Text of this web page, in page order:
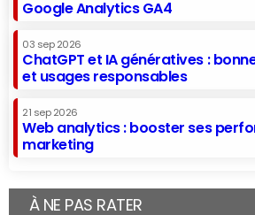
Google Analytics GA4
03 sep 2026
ChatGPT et IA génératives :
et usages responsables
21 sep 2026
Web analytics : booster ses
marketing
À NE PAS RATER